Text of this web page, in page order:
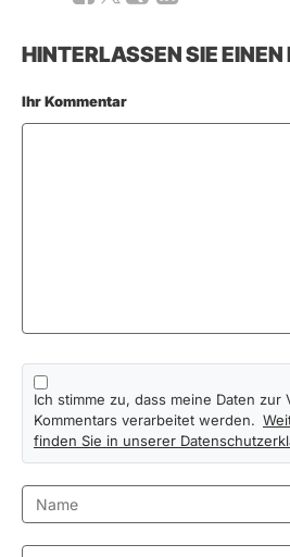
HINTERLASSEN SIE
Ihr Kommentar
Ich stimme zu, dass meine Daten
Kommentars verarbeitet werden.
finden Sie in unserer